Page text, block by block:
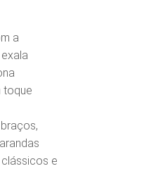
a
toque
e